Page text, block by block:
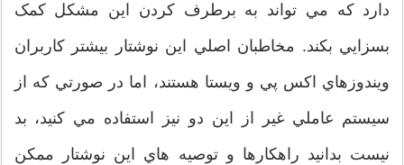
دارد که مي تواند به برطرف کردن اين مشکل کمک
بسزايي بکند. مخاطبان اصلي اين نوشتار بيشتر کاربران
ويندوزهاي اکس پي و ويستا هستند، اما در صورتي که از
سيستم عاملي غير از اين دو نيز استفاده مي کنيد، بد
نيست بدانيد راهکارها و توصيه هاي اين نوشتار ممکن